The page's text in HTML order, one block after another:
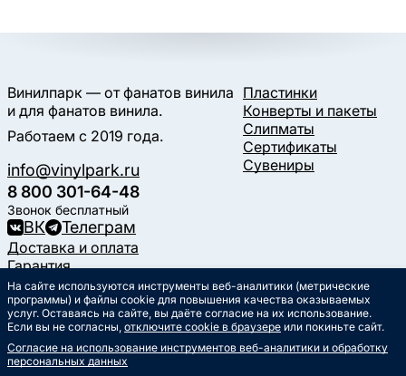
Винилпарк — от фанатов винила
и для фанатов винила.
Работаем с 2019 года.
info@vinylpark.ru
8 800 301-64-48
Звонок бесплатный
ВК Телеграм
Пластинки
Конверты и пакеты
Слипматы
Сертификаты
Сувениры
Доставка и оплата
Гарантия
Контакты
Статьи
Музыкальный календарь
Документы
Публичная оферта
На сайте используются инструменты веб-аналитики (метрические
программы) и файлы cookie для повышения качества оказываемых
услуг. Оставаясь на сайте, вы даёте согласие на их использование.
Если вы не согласны, отключите cookie в браузере или покиньте сайт.
Согласие на использование инструментов веб-аналитики и обработку
персональных данных